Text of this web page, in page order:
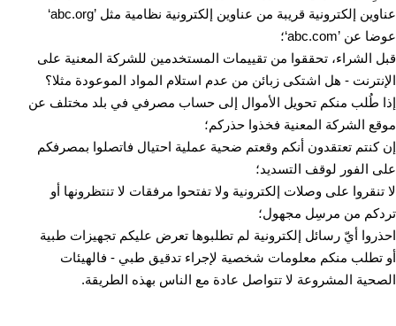
عناوين إلكترونية قريبة من عناوين إلكترونية نظامية مثل ’abc.org‘
عوضا عن ’abc.com‘؛
قبل الشراء، تحققوا من تقييمات المستخدمين للشركة المعنية على
الإنترنت - هل اشتكى زبائن من عدم استلام المواد الموعودة مثلا؟
إذا طُلب منكم تحويل الأموال إلى حساب مصرفي في بلد مختلف عن
موقع الشركة المعنية فخذوا حذركم؛
إن كنتم تعتقدون أنكم وقعتم ضحية عملية احتيال فاتصلوا بمصرفكم
على الفور لوقف التسديد؛
لا تنقروا على وصلات إلكترونية ولا تفتحوا مرفقات لا تنتظرونها أو
تردكم من مرسِل مجهول؛
احذروا أيّ رسائل إلكترونية لم تطلبوها تعرض عليكم تجهيزات طبية
أو تطلب منكم معلومات شخصية لإجراء تدقيق طبي - فالهيئات
الصحية المشروعة لا تتواصل عادة مع الناس بهذه الطريقة.